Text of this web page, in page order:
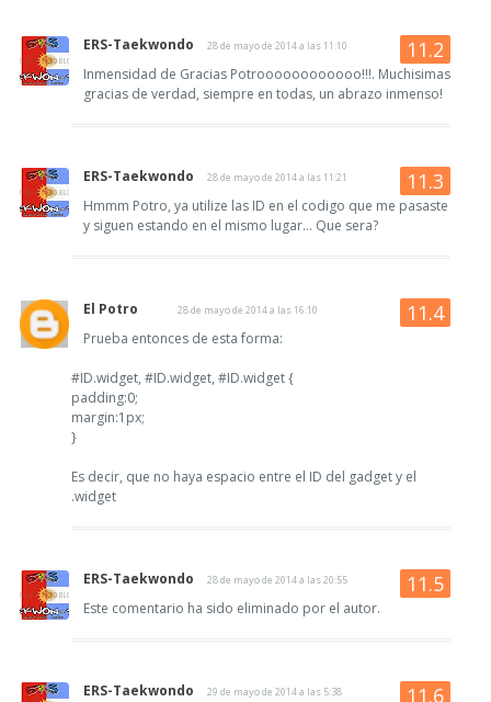
ERS-Taekwondo 28 de mayo de 2014 a las 11:10
Inmensidad de Gracias Potroooooooooooo!!!. Muchisimas
gracias de verdad, siempre en todas, un abrazo inmenso!
ERS-Taekwondo 28 de mayo de 2014 a las 11:21
Hmmm Potro, ya utilize las ID en el codigo que me pasaste
y siguen estando en el mismo lugar... Que sera?
El Potro 28 de mayo de 2014 a las 16:10
Prueba entonces de esta forma:
#ID.widget, #ID.widget, #ID.widget {
padding:0;
margin:1px;
}
Es decir, que no haya espacio entre el ID del gadget y el
.widget
ERS-Taekwondo 28 de mayo de 2014 a las 20:55
Este comentario ha sido eliminado por el autor.
ERS-Taekwondo 29 de mayo de 2014 a las 5:38